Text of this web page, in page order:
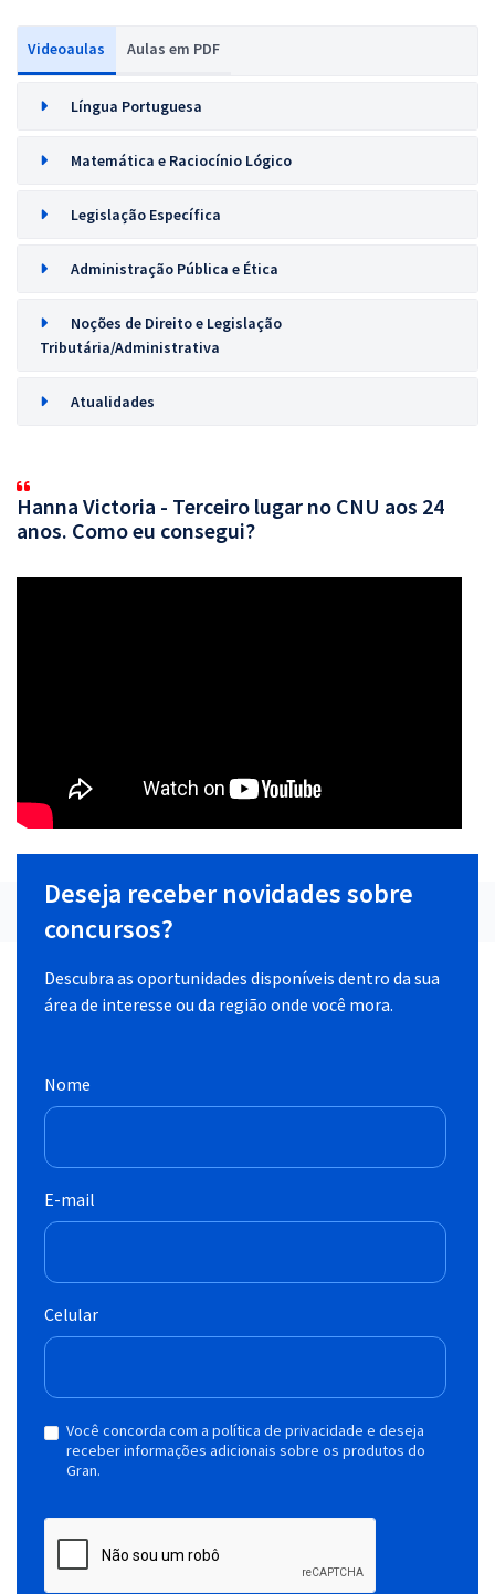
Videoaulas Aulas em PDF
Língua Portuguesa
Matemática e Raciocínio Lógico
Legislação Específica
Administração Pública e Ética
Noções de Direito e Legislação
Tributária/Administrativa
Atualidades
Hanna Victoria - Terceiro lugar no CNU aos 24
anos. Como eu consegui?
Deseja receber novidades sobre
concursos?
Descubra as oportunidades disponíveis dentro da sua
área de interesse ou da região onde você mora.
Nome
E-mail
Celular
Você concorda com a política de privacidade e deseja
receber informações adicionais sobre os produtos do
Gran.